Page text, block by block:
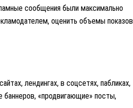
сообщения были максимально
оценить объемы показов
лендингах, в соцсетях, пабликах,
баннеров, «продвигающие» посты,